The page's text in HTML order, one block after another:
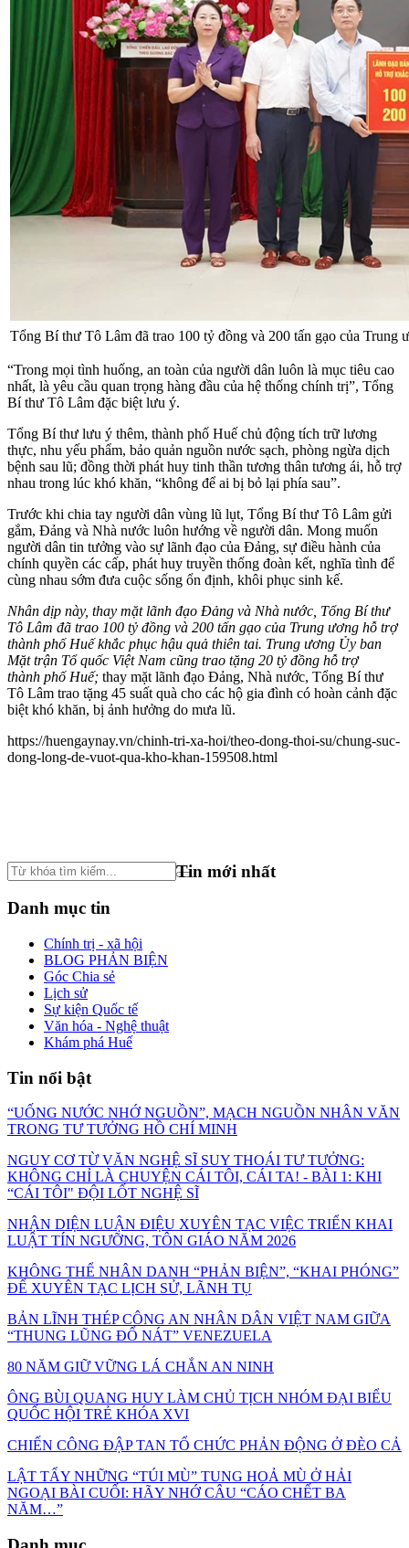
Tổng Bí thư Tô Lâm đã trao 100 tỷ đồng và 200 tấn gạo của Trung
“Trong mọi tình huống, an toàn của người dân luôn là mục tiêu cao
nhất, là yêu cầu quan trọng hàng đầu của hệ thống chính trị”, Tổng
Bí thư Tô Lâm đặc biệt lưu ý.
Tổng Bí thư lưu ý thêm, thành phố Huế chủ động tích trữ lương
thực, nhu yếu phẩm, bảo quản nguồn nước sạch, phòng ngừa dịch
bệnh sau lũ; đồng thời phát huy tinh thần tương thân tương ái, hỗ trợ
nhau trong lúc khó khăn, “không để ai bị bỏ lại phía sau”.
Trước khi chia tay người dân vùng lũ lụt, Tổng Bí thư Tô Lâm gửi
gắm, Đảng và Nhà nước luôn hướng về người dân. Mong muốn
người dân tin tưởng vào sự lãnh đạo của Đảng, sự điều hành của
chính quyền các cấp, phát huy truyền thống đoàn kết, nghĩa tình để
cùng nhau sớm đưa cuộc sống ổn định, khôi phục sinh kế.
Nhân dịp này, thay mặt lãnh đạo Đảng và Nhà nước, Tổng Bí thư
Tô Lâm đã trao 100 tỷ đồng và 200 tấn gạo của Trung ương hỗ trợ
thành phố Huế khắc phục hậu quả thiên tai. Trung ương Ủy ban
Mặt trận Tổ quốc Việt Nam cũng trao tặng 20 tỷ đồng hỗ trợ
thành phố Huế; thay mặt lãnh đạo Đảng, Nhà nước, Tổng Bí thư
Tô Lâm trao tặng 45 suất quà cho các hộ gia đình có hoàn cảnh đặc
biệt khó khăn, bị ảnh hưởng do mưa lũ.
https://huengaynay.vn/chinh-tri-xa-hoi/theo-dong-thoi-su/chung-suc-
dong-long-de-vuot-qua-kho-khan-159508.html
Tin mới nhất
Danh mục tin
Chính trị - xã hội
BLOG PHẢN BIỆN
Góc Chia sẻ
Lịch sử
Sự kiện Quốc tế
Văn hóa - Nghệ thuật
Khám phá Huế
Tin nổi bật
“UỐNG NƯỚC NHỚ NGUỒN”, MẠCH NGUỒN NHÂN VĂN
TRONG TƯ TƯỞNG HỒ CHÍ MINH
NGUY CƠ TỪ VĂN NGHỆ SĨ SUY THOÁI TƯ TƯỞNG:
KHÔNG CHỈ LÀ CHUYỆN CÁI TÔI, CÁI TA! - BÀI 1: KHI
“CÁI TÔI" ĐỘI LỐT NGHỆ SĨ
NHẬN DIỆN LUẬN ĐIỆU XUYÊN TẠC VIỆC TRIỂN KHAI
LUẬT TÍN NGƯỠNG, TÔN GIÁO NĂM 2026
KHÔNG THỂ NHÂN DANH “PHẢN BIỆN”, “KHAI PHÓNG”
ĐỂ XUYÊN TẠC LỊCH SỬ, LÃNH TỤ
BẢN LĨNH THÉP CÔNG AN NHÂN DÂN VIỆT NAM GIỮA
“THUNG LŨNG ĐỔ NÁT” VENEZUELA
80 NĂM GIỮ VỮNG LÁ CHẮN AN NINH
ÔNG BÙI QUANG HUY LÀM CHỦ TỊCH NHÓM ĐẠI BIỂU
QUỐC HỘI TRẺ KHÓA XVI
CHIẾN CÔNG ĐẬP TAN TỔ CHỨC PHẢN ĐỘNG Ở ĐÈO CẢ
LẬT TẨY NHỮNG “TÚI MÙ” TUNG HOẢ MÙ Ở HẢI
NGOẠI BÀI CUỐI: HÃY NHỚ CÂU “CÁO CHẾT BA
NĂM…”